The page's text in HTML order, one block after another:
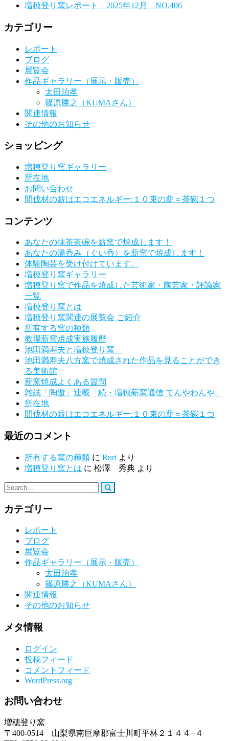
増穂登り窯レポート 2025年12月 NO.406
カテゴリー
レポート
ブログ
展覧会
作品ギャラリー（展示・販売）
太田治孝
篠原勝之（KUMAさん）
関連情報
その他のお知らせ
ショッピング
増穂登り窯ギャラリー
所在地
お問い合わせ
間伐材の薪はエコエネルギー:１０束の薪＝茶碗１つ
コンテンツ
あなたの抹茶茶碗を薪窯で焼成します！
あなたの湯呑み（ぐい呑）を薪窯で焼成します！
体験陶芸を受け付けています。
増穂登り窯ギャラリー
増穂登り窯で作品を焼成した芸術家・陶芸家・評論家
一覧
増穂登り窯とは
増穂登り窯関連の展覧会 ご紹介
所有する窯の種類
教場薪窯焼成実施履歴
池田満寿夫と増穂登り窯
池田満寿夫八方窯で焼成された作品を見ることができ
る美術館
薪窯焼成よくある質問
雑誌「陶遊」連載「続・増穂薪窯通信 てんやわんや」
所在地
間伐材の薪はエコエネルギー:１０束の薪＝茶碗１つ
最近のコメント
所有する窯の種類 に Ruri より
増穂登り窯とは に 松澤 秀典 より
カテゴリー
レポート
ブログ
展覧会
作品ギャラリー（展示・販売）
太田治孝
篠原勝之（KUMAさん）
関連情報
その他のお知らせ
メタ情報
ログイン
投稿フィード
コメントフィード
WordPress.org
お問い合わせ
増穂登り窯
〒400-0514 山梨県南巨摩郡富士川町平林２１４４−４